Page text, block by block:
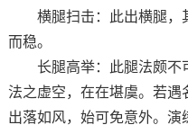
横腿扫击：此出横腿，
而稳。
长腿高举：此腿法颇不
法之虚空，在在堪虞。若遇
出落如风，始可免意外。